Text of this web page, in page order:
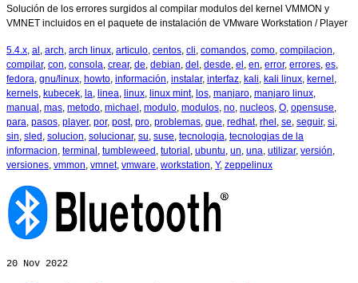
Solución de los errores surgidos al compilar modulos del kernel VMMON y
VMNET incluidos en el paquete de instalación de VMware Workstation / Player
5.4.x, al , arch, arch linux, articulo, centos, cli, comandos, como, compilacion,
compilar, con, consola, crear, de, debian, del , desde, el , en, error, errores, es,
fedora, gnu/linux, howto, información, instalar, interfaz, kali, kali linux, kernel ,
kernels, kubecek, la, linea, linux, linux mint, los, manjaro, manjaro linux,
manual , mas, metodo, michael , modulo, modulos, no, nucleos, O, opensuse,
para, pasos, player, por, post, pro, problemas, que, redhat, rhel , se, seguir, si,
sin, sled , solucion, solucionar, su, suse, tecnologia, tecnologias de la
informacion, terminal , tumbleweed , tutorial , ubuntu, un, una, utilizar, versión,
versiones, vmmon, vmnet, vmware, workstation, Y, zeppelinux
20 Nov 2022